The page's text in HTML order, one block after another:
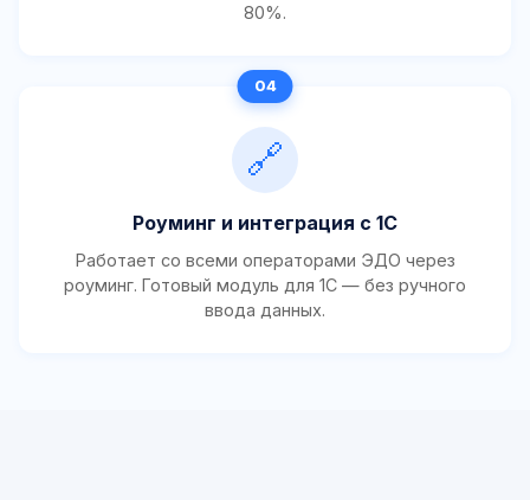
80%.
🔗
Роуминг и интеграция с 1С
Работает со всеми операторами ЭДО через
роуминг. Готовый модуль для 1С — без ручного
ввода данных.